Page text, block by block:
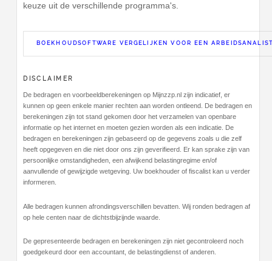
keuze uit de verschillende programma's.
BOEKHOUDSOFTWARE VERGELIJKEN VOOR EEN
DISCLAIMER
De bedragen en voorbeeldberekeningen op Mijnzzp.nl zijn indicatief, er
kunnen op geen enkele manier rechten aan worden ontleend. De bedragen en
berekeningen zijn tot stand gekomen door het verzamelen van openbare
informatie op het internet en moeten gezien worden als een indicatie. De
bedragen en berekeningen zijn gebaseerd op de gegevens zoals u die zelf
heeft opgegeven en die niet door ons zijn geverifieerd. Er kan sprake zijn van
persoonlijke omstandigheden, een afwijkend belastingregime en/of
aanvullende of gewijzigde wetgeving. Uw boekhouder of fiscalist kan u verder
informeren.
Alle bedragen kunnen afrondingsverschillen bevatten. Wij ronden bedragen af
op hele centen naar de dichtstbijzijnde waarde.
De gepresenteerde bedragen en berekeningen zijn niet gecontroleerd noch
goedgekeurd door een accountant, de belastingdienst of anderen.